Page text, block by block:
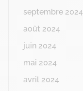
septembre 2024
août 2024
juin 2024
mai 2024
avril 2024